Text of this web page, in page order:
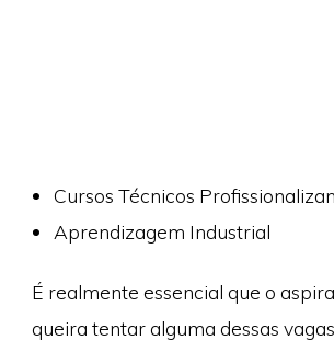
Cursos Técnicos
Aprendizagem Industrial
É realmente essencial que o
queira tentar alguma dessas